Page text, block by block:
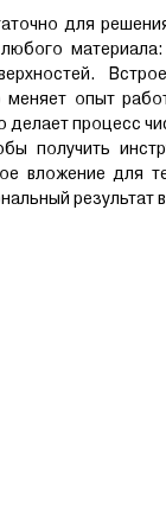
для
опыт
процесс
получить
вложение для
результат